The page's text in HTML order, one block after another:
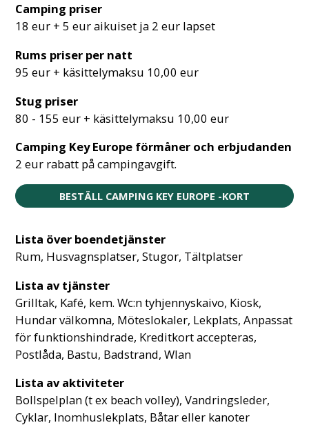
Camping priser
18 eur + 5 eur aikuiset ja 2 eur lapset
Rums priser per natt
95 eur + käsittelymaksu 10,00 eur
Stug priser
80 - 155 eur + käsittelymaksu 10,00 eur
Camping Key Europe förmåner och erbjudanden
2 eur rabatt på campingavgift.
BESTÄLL CAMPING KEY EUROPE -KORT
Lista över boendetjänster
Rum, Husvagnsplatser, Stugor, Tältplatser
Lista av tjänster
Grilltak, Kafé, kem. Wc:n tyhjennyskaivo, Kiosk,
Hundar välkomna, Möteslokaler, Lekplats, Anpassat
för funktionshindrade, Kreditkort accepteras,
Postlåda, Bastu, Badstrand, Wlan
Lista av aktiviteter
Bollspelplan (t ex beach volley), Vandringsleder,
Cyklar, Inomhuslekplats, Båtar eller kanoter